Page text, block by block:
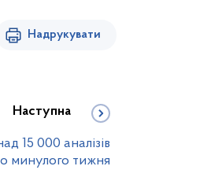
Надрукувати
Наступна
15 000 аналізів
минулого тижня